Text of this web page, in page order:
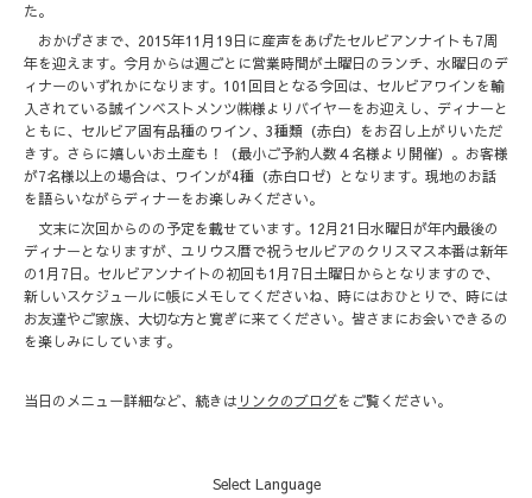
た。
おかげさまで、2015年11月19日に産声をあげたセルビアンナイトも7周
年を迎えます。今月からは週ごとに営業時間が土曜日のランチ、水曜日のデ
ィナーのいずれかになります。101回目となる今回は、セルビアワインを輸
入されている誠インベストメンツ㈱様よりバイヤーをお迎えし、ディナーと
ともに、セルビア固有品種のワイン、3種類（赤白）をお召し上がりいただ
きす。さらに嬉しいお土産も！（最小ご予約人数４名様より開催）。お客様
が7名様以上の場合は、ワインが4種（赤白ロゼ）となります。現地のお話
を語らいながらディナーをお楽しみください。
文末に次回からのの予定を載せています。12月21日水曜日が年内最後の
ディナーとなりますが、ユリウス暦で祝うセルビアのクリスマス本番は新年
の1月7日。セルビアンナイトの初回も1月7日土曜日からとなりますので、
新しいスケジュールに帳にメモしてくださいね、時にはおひとりで、時には
お友達やご家族、大切な方と寛ぎに来てください。皆さまにお会いできるの
を楽しみにしています。
当日のメニュー詳細など、続きは リンクのブログをご覧ください。
Select Language